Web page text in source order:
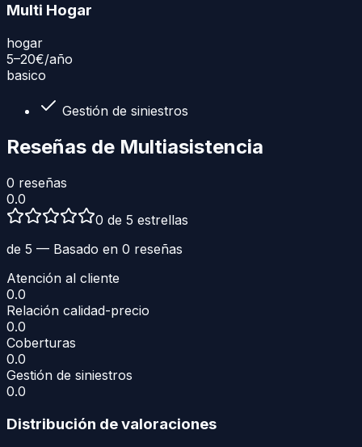
Multi Hogar
hogar
5–20€/año
basico
Gestión de siniestros
Reseñas de Multiasistencia
0 reseñas
0.0
0 de 5 estrellas
de 5 — Basado en 0 reseñas
Atención al cliente
0.0
Relación calidad-precio
0.0
Coberturas
0.0
Gestión de siniestros
0.0
Distribución de valoraciones